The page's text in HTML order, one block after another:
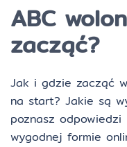
ABC
zacząć?
Jak i gdzie zacząć
na start? Jakie są
poznasz
wygodnej formie